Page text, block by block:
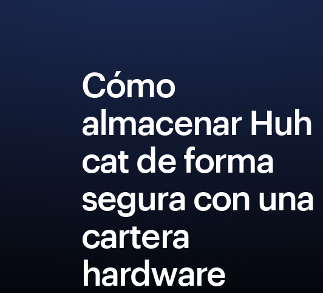
Cómo
almacenar Huh
cat de forma
segura con una
cartera
hardware